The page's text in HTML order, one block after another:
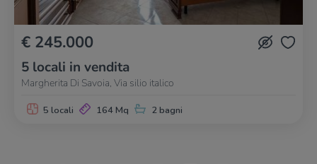
€ 245.000
5 locali in vendita
Margherita Di Savoia, Via silio italico
5 locali 164 Mq 2 bagni